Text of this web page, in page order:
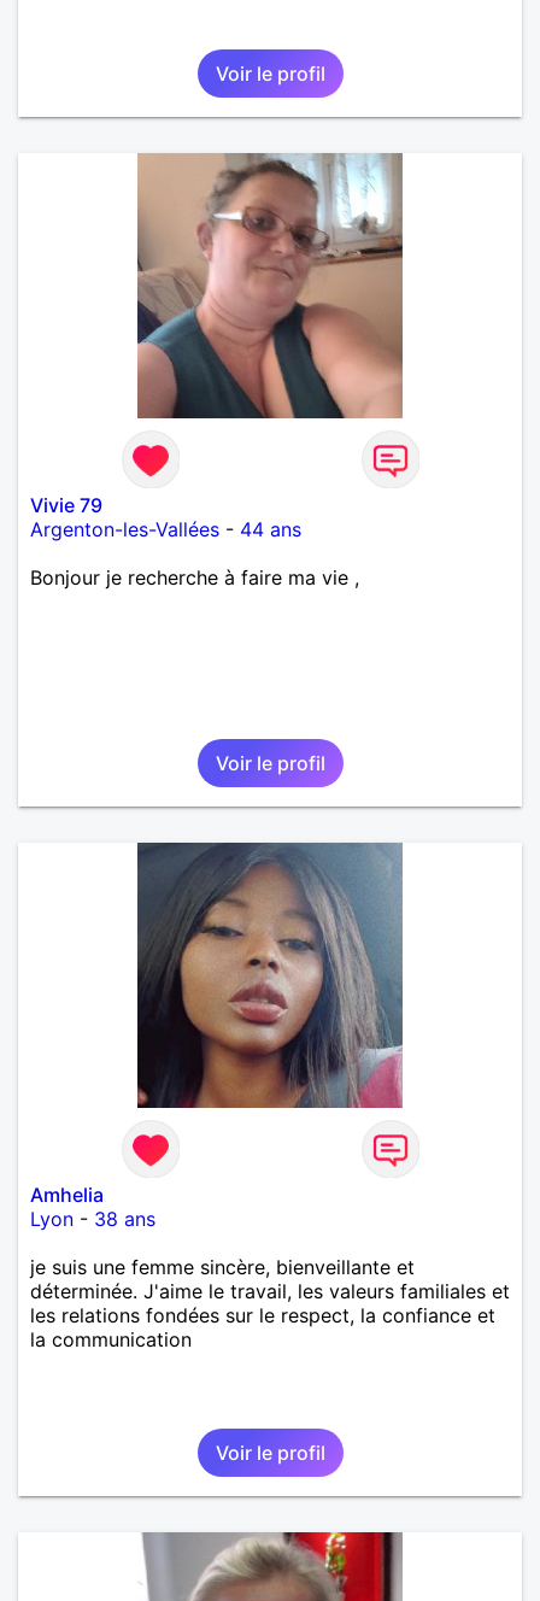
Voir le profil
Vivie 79
Argenton-les-Vallées - 44 ans
Bonjour je recherche à faire ma vie ,
Voir le profil
Amhelia
Lyon - 38 ans
je suis une femme sincère, bienveillante et
déterminée. J'aime le travail, les valeurs familiales et
les relations fondées sur le respect, la confiance et
la communication
Voir le profil